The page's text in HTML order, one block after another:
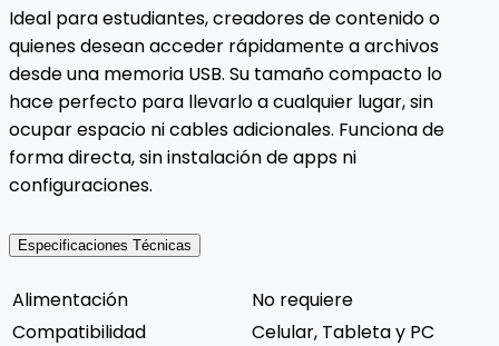
Ideal para estudiantes, creadores de contenido o
quienes desean acceder rápidamente a archivos
desde una memoria USB. Su tamaño compacto lo
hace perfecto para llevarlo a cualquier lugar, sin
ocupar espacio ni cables adicionales. Funciona de
forma directa, sin instalación de apps ni
configuraciones.
Especificaciones Técnicas
Alimentación
No requiere
Compatibilidad
Celular, Tableta y PC